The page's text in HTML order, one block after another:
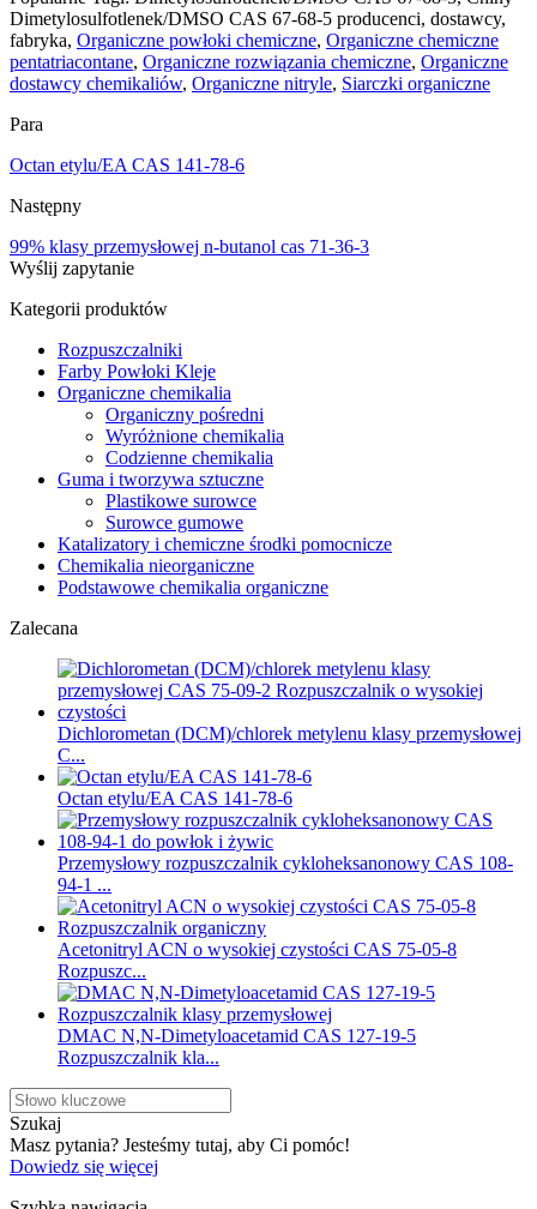
Dimetylosulfotlenek/DMSO CAS 67-68-5 producenci, dostawcy,
fabryka, Organiczne powłoki chemiczne, Organiczne chemiczne
pentatriacontane, Organiczne rozwiązania chemiczne, Organiczne
dostawcy chemikaliów, Organiczne nitryle, Siarczki organiczne
Para
Octan etylu/EA CAS 141-78-6
Następny
99% klasy przemysłowej n-butanol cas 71-36-3
Wyślij zapytanie
Kategorii produktów
Rozpuszczalniki
Farby Powłoki Kleje
Organiczne chemikalia
Organiczny pośredni
Wyróżnione chemikalia
Codzienne chemikalia
Guma i tworzywa sztuczne
Plastikowe surowce
Surowce gumowe
Katalizatory i chemiczne środki pomocnicze
Chemikalia nieorganiczne
Podstawowe chemikalia organiczne
Zalecana
Dichlorometan (DCM)/chlorek metylenu klasy przemysłowej
C...
Octan etylu/EA CAS 141-78-6
Przemysłowy rozpuszczalnik cykloheksanonowy CAS 108-
94-1 ...
Acetonitryl ACN o wysokiej czystości CAS 75-05-8
Rozpuszc...
DMAC N,N-Dimetyloacetamid CAS 127-19-5
Rozpuszczalnik kla...
Szukaj
Masz pytania? Jesteśmy tutaj, aby Ci pomóc!
Dowiedz się więcej